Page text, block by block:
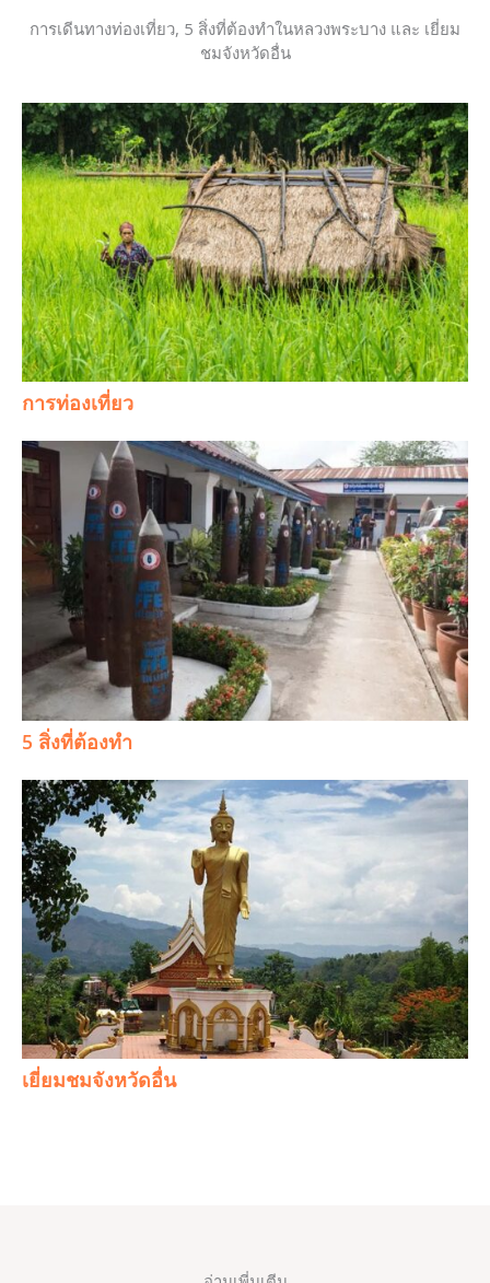
การเดีนทางท่องเที่ยว, 5 สิ่งที่ต้องทำในหลวงพระบาง และ เยี่ยม
ชมจังหวัดอื่น
การท่องเที่ยว
5 สิ่งที่ต้องทำ
เยี่ยมชมจังหวัดอื่น